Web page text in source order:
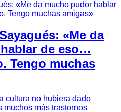
«Me da
de eso…
Tengo muchas